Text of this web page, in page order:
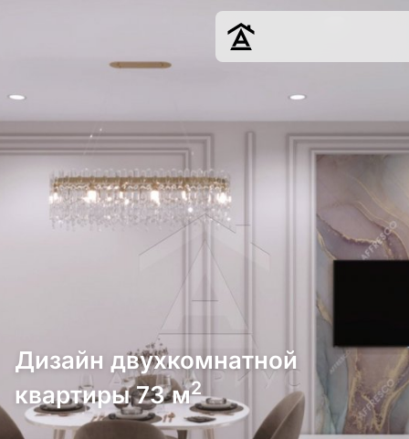
Ремонт
Цены
Наши работы
О нас
Контакты
8 (861) 945-12-
Обсудить
проект
Дизайн двухкомнатной
квартиры 73 м2